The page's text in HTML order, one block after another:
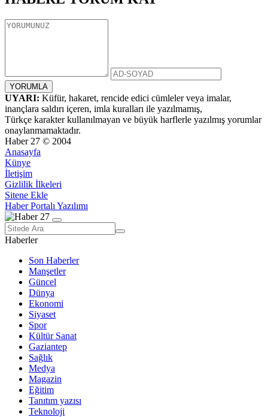
UYARI: Küfür, hakaret, rencide edici cümleler veya imalar,
inançlara saldırı içeren, imla kuralları ile yazılmamış,
Türkçe karakter kullanılmayan ve büyük harflerle yazılmış yorumlar
onaylanmamaktadır.
Haber 27 © 2004
Anasayfa
Künye
İletişim
Gizlilik İlkeleri
Sitene Ekle
Haber Portalı Yazılımı
Haberler
Son Haberler
Manşetler
Güncel
Dünya
Ekonomi
Siyaset
Spor
Kültür Sanat
Gaziantep
Sağlık
Medya
Magazin
Eğitim
Tanıtım yazısı
Teknoloji